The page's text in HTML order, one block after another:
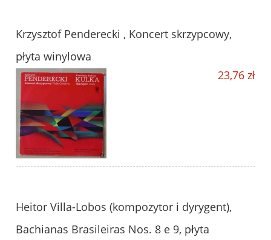
Krzysztof Penderecki , Koncert skrzypcowy,
płyta winylowa
23,76 zł
Heitor Villa-Lobos (kompozytor i dyrygent),
Bachianas Brasileiras Nos. 8 e 9, płyta